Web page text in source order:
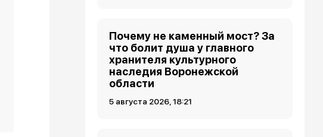
Почему не каменный мост? За
что болит душа у главного
хранителя культурного
наследия Воронежской
области
5 августа 2026, 18:21